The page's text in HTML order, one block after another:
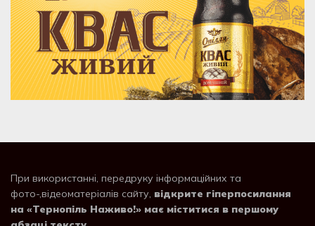
При використанні, передруку інформаційних та
фото-,відеоматеріалів сайту, відкрите гіперпосилання
на «Тернопіль Наживо!» має міститися в першому